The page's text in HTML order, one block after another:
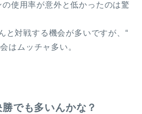
の使用率が意外と低かったのは驚
と対戦する機会が多いですが、“
はムッチャ多い。
でも多いんかな？